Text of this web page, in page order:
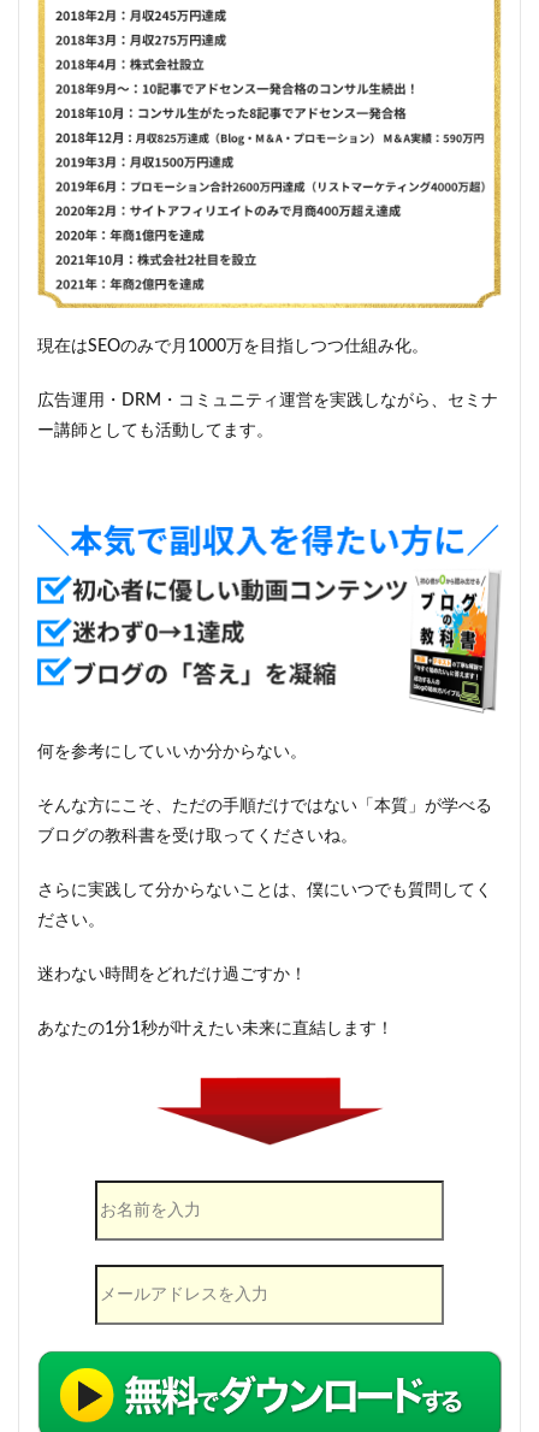
現在はSEOのみで月1000万を目指しつつ仕組み化。
広告運用・DRM・コミュニティ運営を実践しながら、セミナ
ー講師としても活動してます。
何を参考にしていいか分からない。
そんな方にこそ、ただの手順だけではない「本質」が学べる
ブログの教科書を受け取ってくださいね。
さらに実践して分からないことは、僕にいつでも質問してく
ださい。
迷わない時間をどれだけ過ごすか！
あなたの1分1秒が叶えたい未来に直結します！